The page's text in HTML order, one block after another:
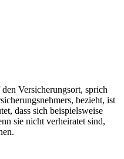
Versicherungsort, sprich
bezieht, ist
dass sich beispielsweise
sie nicht verheiratet sind,